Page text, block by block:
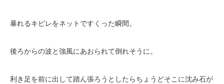
暴れるキビレをネットですくった瞬間。
後ろからの波と強風にあおられて倒れそうに。
利き足を前に出して踏ん張ろうとしたらちょうどそこに沈み石が